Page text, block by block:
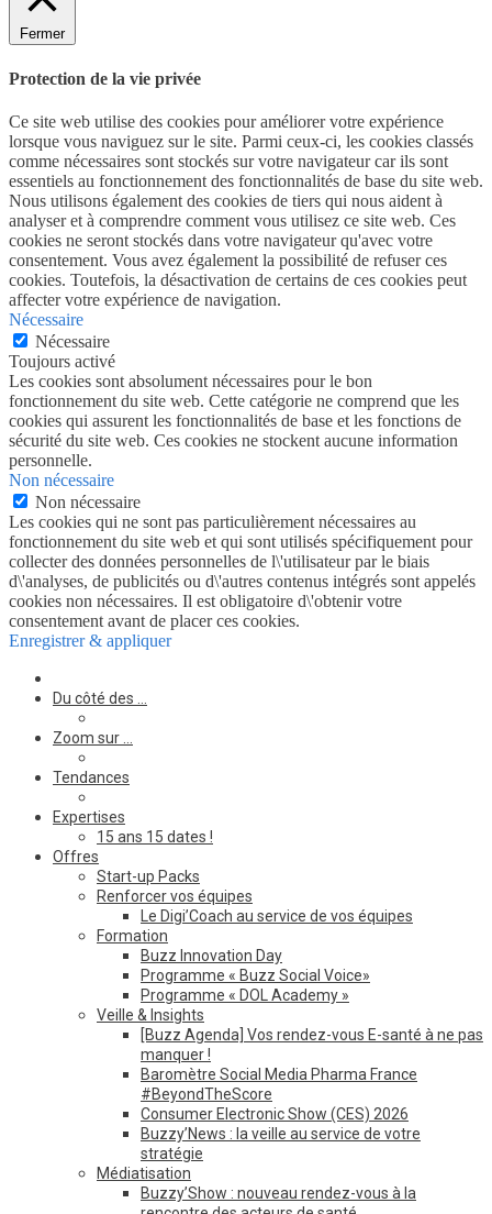
Fermer
Protection de la vie privée
Ce site web utilise des cookies pour améliorer votre expérience
lorsque vous naviguez sur le site. Parmi ceux-ci, les cookies classés
comme nécessaires sont stockés sur votre navigateur car ils sont
essentiels au fonctionnement des fonctionnalités de base du site web.
Nous utilisons également des cookies de tiers qui nous aident à
analyser et à comprendre comment vous utilisez ce site web. Ces
cookies ne seront stockés dans votre navigateur qu'avec votre
consentement. Vous avez également la possibilité de refuser ces
cookies. Toutefois, la désactivation de certains de ces cookies peut
affecter votre expérience de navigation.
Nécessaire
Nécessaire
Toujours activé
Les cookies sont absolument nécessaires pour le bon
fonctionnement du site web. Cette catégorie ne comprend que les
cookies qui assurent les fonctionnalités de base et les fonctions de
sécurité du site web. Ces cookies ne stockent aucune information
personnelle.
Non nécessaire
Non nécessaire
Les cookies qui ne sont pas particulièrement nécessaires au
fonctionnement du site web et qui sont utilisés spécifiquement pour
collecter des données personnelles de l\'utilisateur par le biais
d\'analyses, de publicités ou d\'autres contenus intégrés sont appelés
cookies non nécessaires. Il est obligatoire d\'obtenir votre
consentement avant de placer ces cookies.
Enregistrer & appliquer
Du côté des …
Zoom sur …
Tendances
Expertises
15 ans 15 dates !
Offres
Start-up Packs
Renforcer vos équipes
Le Digi’Coach au service de vos équipes
Formation
Buzz Innovation Day
Programme « Buzz Social Voice»
Programme « DOL Academy »
Veille & Insights
[Buzz Agenda] Vos rendez-vous E-santé à ne pas
manquer !
Baromètre Social Media Pharma France
#BeyondTheScore
Consumer Electronic Show (CES) 2026
Buzzy’News : la veille au service de votre
stratégie
Médiatisation
Buzzy’Show : nouveau rendez-vous à la